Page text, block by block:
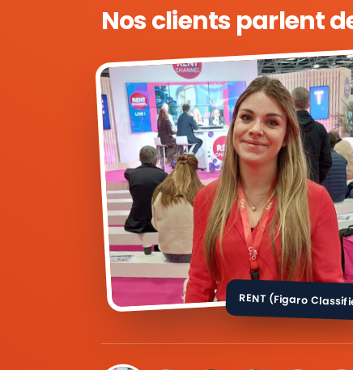
Nos clients parlent
RENT (Figaro